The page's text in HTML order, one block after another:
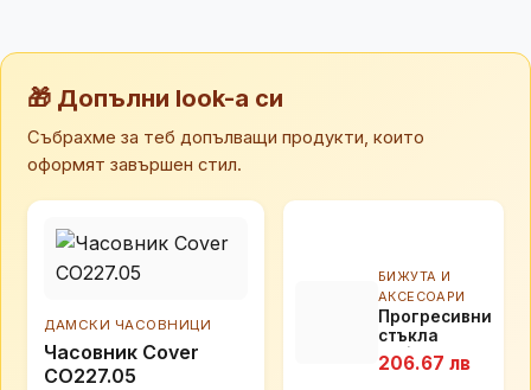
🎁 Допълни look-а си
Събрахме за теб допълващи продукти, които
оформят завършен стил.
ДАМСКИ ЧАСОВНИЦИ
Часовник Cover
CO227.05
БИЖУТА И
АКСЕСОАРИ
Прогресивни
стъкла
Essilor
Comfort 3.0
206.67 лв